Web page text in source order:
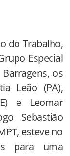
do Trabalho,
Especial
os
Leão (PA),
e Leomar
Sebastião
esteve no
para uma